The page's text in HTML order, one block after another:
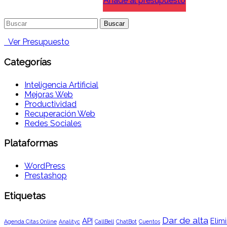
Buscar:
Ver Presupuesto
Categorías
Inteligencia Artificial
Mejoras Web
Productividad
Recuperación Web
Redes Sociales
Plataformas
WordPress
Prestashop
Etiquetas
Agenda Citas Online Analityc API CallBell ChatBot Cuentos Dar de alta